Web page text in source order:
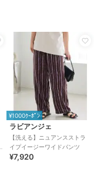
¥1000ｸｰﾎﾟﾝ
ラビアンジェ
【洗える】ニュアンスストラ
イプイージーワイドパンツ
¥7,920